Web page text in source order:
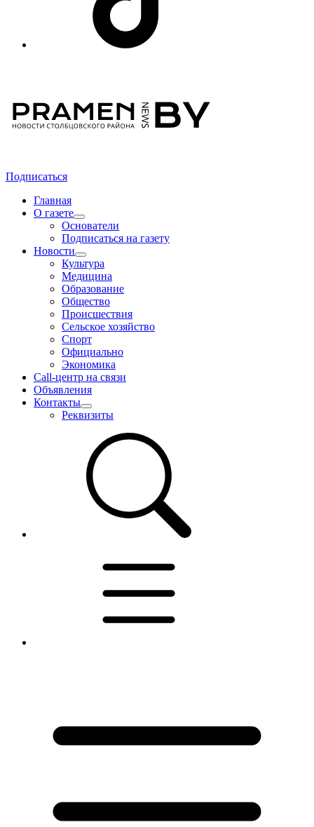
Подписаться
Главная
О газете
Основатели
Подписаться на газету
Новости
Культура
Медицина
Образование
Общество
Происшествия
Сельское хозяйство
Спорт
Официально
Экономика
Call-центр на связи
Объявления
Контакты
Реквизиты